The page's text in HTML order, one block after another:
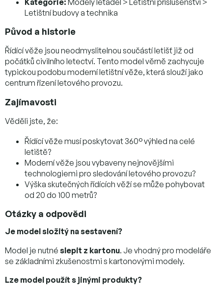
Letištní budovy a technika
Původ a historie
Řídící věže jsou neodmyslitelnou součástí letišť již od
počátků civilního letectví. Tento model věrně zachycuje
typickou podobu moderní letištní věže, která slouží jako
centrum řízení letového provozu.
Zajímavosti
Věděli jste, že:
Řídící věže musí poskytovat 360° výhled na celé
letiště?
Moderní věže jsou vybaveny nejnovějšími
technologiemi pro sledování letového provozu?
Výška skutečných řídících věží se může pohybovat
od 20 do 100 metrů?
Otázky a odpovědi
Je model složitý na sestavení?
Model je nutné slepit z kartonu. Je vhodný pro modeláře
se základními zkušenostmi s kartonovými modely.
Lze model použít s jinými produkty?